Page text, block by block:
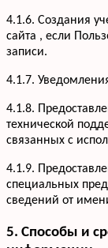
Услуги
Офисная
Шкафы-
Детская
Акции
О
Вакансии
Отзывы
4.1.6. Создания
сайта , если
записи.
4.1.7.
4.1.8.
технической
связанных с
4.1.9.
специальных
сведений от
5. Способы и